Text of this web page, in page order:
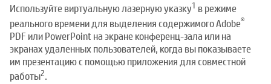
Используйте виртуальную лазерную указку1 в режиме
реального времени для выделения содержимого Adobe®
PDF или PowerPoint на экране конференц-зала или на
экранах удаленных пользователей, когда вы показываете
им презентацию с помощью приложения для совместной
работы2.